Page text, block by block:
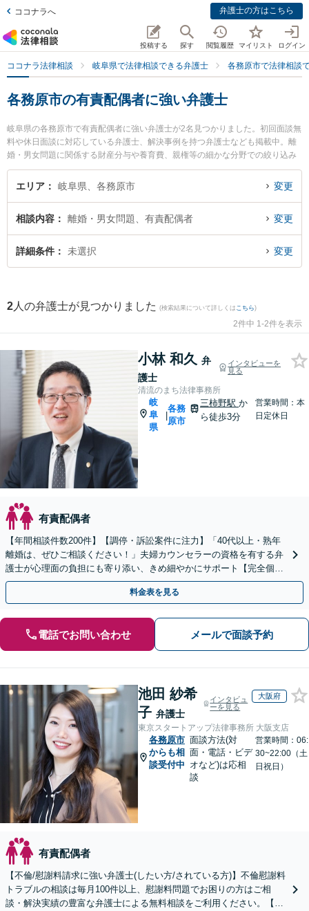
ココナラへ 弁護士の方はこちら
投稿する 探す 閲覧履歴 マイリスト ログイン
ココナラ法律相談 岐阜県で法律相談できる弁護士 各務原市で法律相談
各務原市の有責配偶者に強い弁護士
岐阜県の各務原市で有責配偶者に強い弁護士が2名見つかりました。初回面談無
料や休日面談に対応している弁護士、解決事例を持つ弁護士なども掲載中。離
婚・男女問題に関係する財産分与や養育費、親権等の細かな分野での絞り込み
検索もでき便利です。特に清流のまち法律事務所の小林 和久弁護士や花光総合
法律事務所の花光 勇亮弁護士のプロフィール情報や弁護士費用、強みなどが注
の弁護士を検索したい』『初回相談無料で有責配偶者を法律相談できる各務原
市内の弁護士に相談予約したい』などでお困りの相談者さんにおすすめです。
エリア 岐阜県、各務原市 変更
相談内容 離婚・男女問題、有責配偶者 変更
詳細条件 未選択 変更
2 人の弁護士が見つかりました (検索結果について詳しくは こちら)
2件中 1-2件を表示
小林 和久 弁
護士
インタビューを
見る
清流のまち法律事務所
岐
阜
県
|
各務
原市
三柿野駅か
ら徒歩3分
営業時間：本
日定休日
有責配偶者
【年間相談件数200件】【調停・訴訟案件に注力】「40代以上・熟年
離婚は、ぜひご相談ください！」夫婦カウンセラーの資格を有する弁
護士が心理面の負担にも寄り添い、きめ細やかにサポート【完全個室
対応】【子連れ相談可】【夜間相談可（要相談）】
料金表を見る
電話でお問い合わせ メールで面談予約
池田 紗希
子 弁護士
インタビュ
ーを見る
大阪府
東京スタートアップ法律事務所 大阪支店
各務原市
からも相
談受付中
面談方法(対
面・電話・ビデ
オなど)は応相
談
営業時間：06:
30~22:00（土
日祝日）
有責配偶者
【不倫/慰謝料請求に強い弁護士(したい方/されている方)】不倫慰謝料
トラブルの相談は毎月100件以上、慰謝料問題でお困りの方はご相
談・解決実績の豊富な弁護士による無料相談をご利用ください。【不